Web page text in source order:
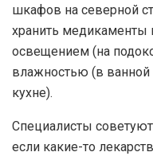
шкафов на северной
хранить
освещением (на
влажностью (в ванной
кухне).
Специалисты
если какие-то